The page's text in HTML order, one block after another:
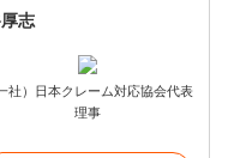
志
社）日本クレーム対応協会代表
理事